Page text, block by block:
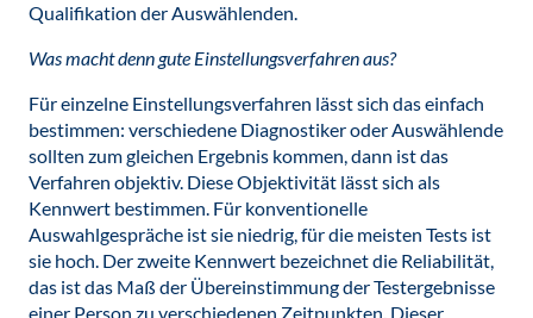
Qualifikation der Auswählenden.
Was macht denn gute Einstellungsverfahren aus?
Für einzelne Einstellungsverfahren lässt sich das einfach
bestimmen: verschiedene Diagnostiker oder Auswählende
sollten zum gleichen Ergebnis kommen, dann ist das
Verfahren objektiv. Diese Objektivität lässt sich als
Kennwert bestimmen. Für konventionelle
Auswahlgespräche ist sie niedrig, für die meisten Tests ist
sie hoch. Der zweite Kennwert bezeichnet die Reliabilität,
das ist das Maß der Übereinstimmung der Testergebnisse
einer Person zu verschiedenen Zeitpunkten. Dieser